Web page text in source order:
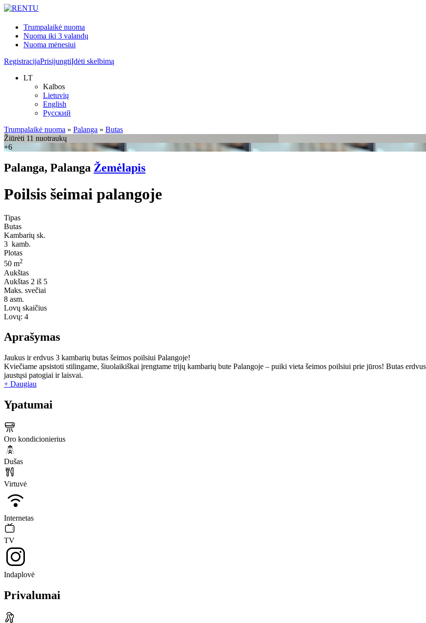
Trumpalaikė nuoma
Nuoma iki 3 valandų
Nuoma mėnesiui
RegistracijaPrisijungtiĮdėti skelbimą
LT
Kalbos
Lietuvių
English
Русский
Trumpalaikė nuoma » Palanga » Butas
Žiūrėti 11 nuotraukų
+6
Palanga, Palanga Žemėlapis
Poilsis šeimai palangoje
Tipas
Butas
Kambarių sk.
3 kamb.
Plotas
50 m2
Aukštas
Aukštas 2 iš 5
Maks. svečiai
8 asm.
Lovų skaičius
Lovų: 4
Aprašymas
Jaukus ir erdvus 3 kambarių butas šeimos poilsiui Palangoje!
Kviečiame apsistoti stilingame, šiuolaikiškai įrengtame trijų kambarių bute Palangoje – puiki vieta šeimos poilsiui prie jūros! Butas
jaustųsi patogiai ir laisvai.
+ Daugiau
Ypatumai
Oro kondicionierius
Dušas
Virtuvė
Internetas
TV
Indaplovė
Privalumai